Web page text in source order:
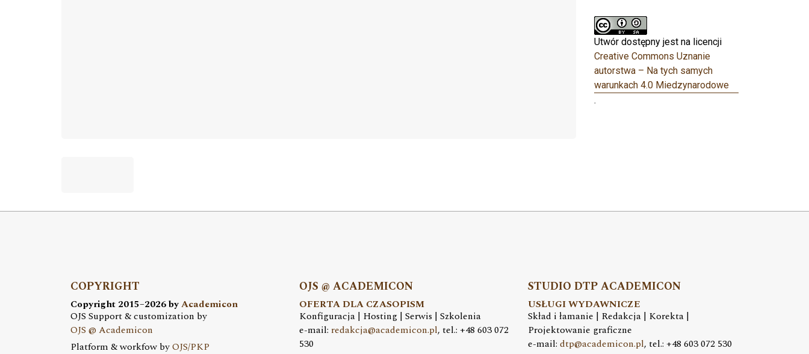
Utwór dostępny jest na licencji
Creative Commons Uznanie
autorstwa – Na tych samych
warunkach 4.0 Miedzynarodowe
.
COPYRIGHT
Copyright 2015–2026 byAcademicon
OJS Support & customization by
OJS @ Academicon
Platform & workfow byOJS/PKP
OJS @ ACADEMICON
OFERTA DLA CZASOPISM
Konfiguracja | Hosting | Serwis | Szkolenia
e-mail: redakcja@academicon.pl, tel.: +48 603 072
530
STUDIO DTP ACADEMICON
USŁUGI WYDAWNICZE
Skład i łamanie | Redakcja | Korekta |
Projektowanie graficzne
e-mail: dtp@academicon.pl, tel.: +48 603 072 530